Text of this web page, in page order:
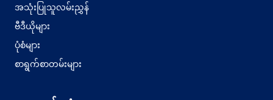
အသုံးပြုသူလမ်းညွှန်
ဗီဒီယိုများ
ပုံစံများ
စာရွက်စာတမ်းများ